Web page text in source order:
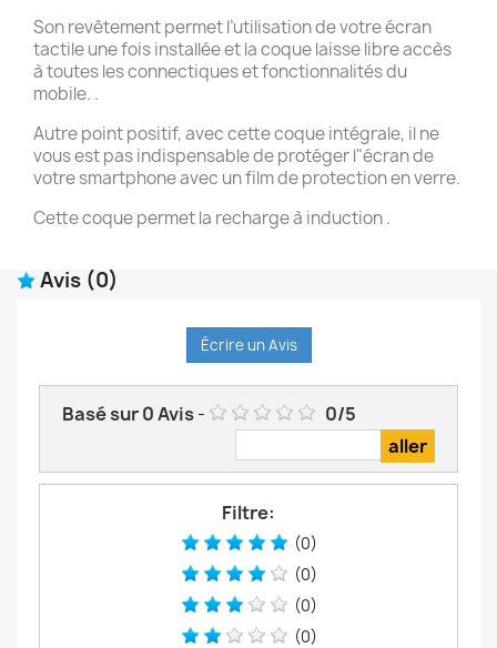
Son revêtement permet l’utilisation de votre écran
tactile une fois installée et la coque laisse libre accès
à toutes les connectiques et fonctionnalités du
mobile. .
Autre point positif, avec cette coque intégrale, il ne
vous est pas indispensable de protéger l"écran de
votre smartphone avec un film de protection en verre.
Cette coque permet la recharge à induction .
Avis (0)
Écrire un Avis
Basé sur0Avis- 0/5
Filtre:
(0)
(0)
(0)
(0)